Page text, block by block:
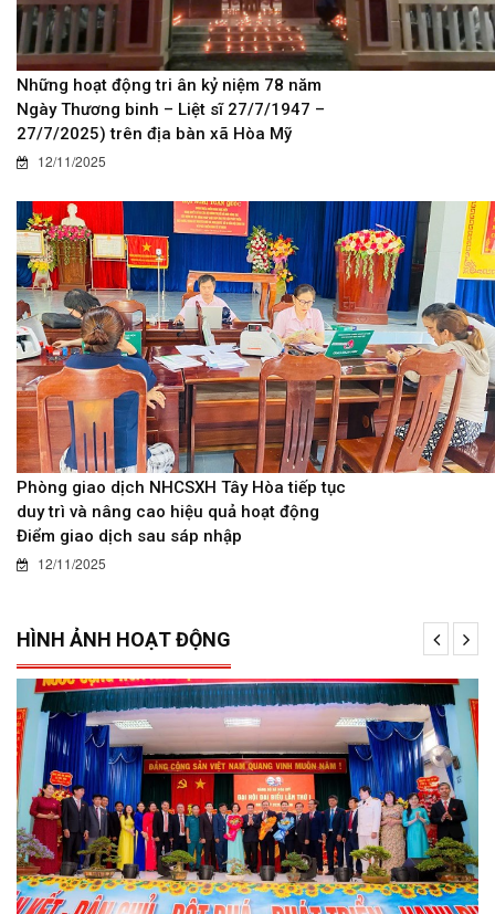
Những hoạt động tri ân kỷ niệm 78 năm
Ngày Thương binh – Liệt sĩ 27/7/1947 –
27/7/2025) trên địa bàn xã Hòa Mỹ
12/11/2025
Phòng giao dịch NHCSXH Tây Hòa tiếp tục
duy trì và nâng cao hiệu quả hoạt động
Điểm giao dịch sau sáp nhập
12/11/2025
HÌNH ẢNH HOẠT ĐỘNG